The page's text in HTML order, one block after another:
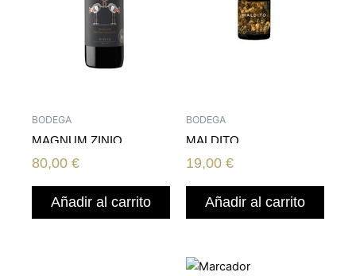
BODEGA
MAGNUM ZINIO
SELECCIÓN DE
80,00 €
Añadir al carrito
BODEGA
MALDITO
19,00 €
Añadir al carrito